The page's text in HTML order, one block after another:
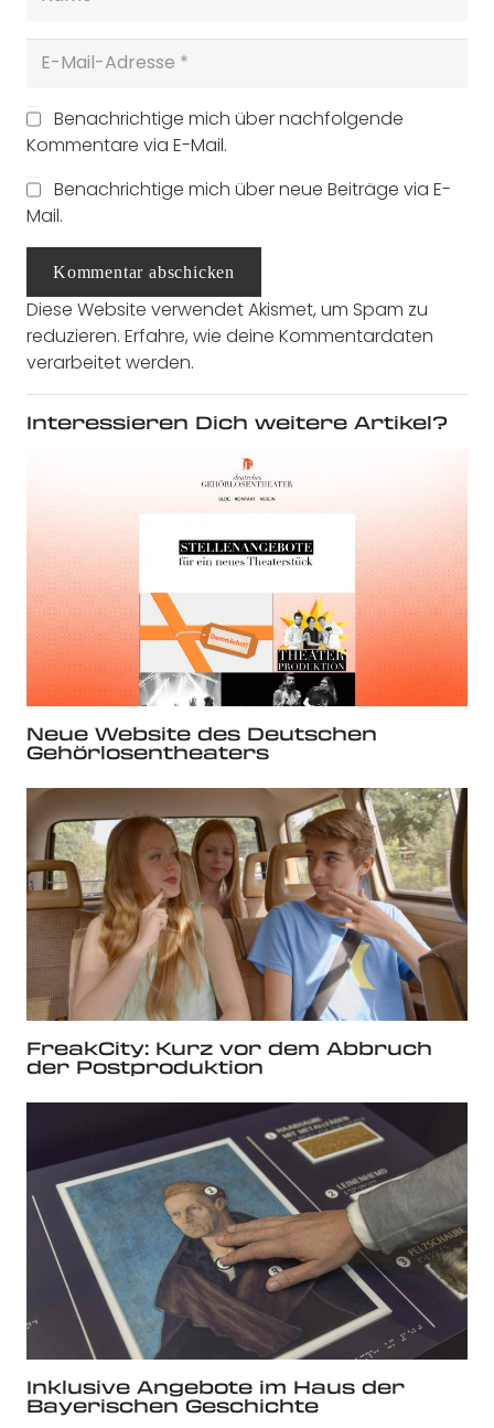
Benachrichtige mich über nachfolgende
Kommentare via E-Mail.
Benachrichtige mich über neue Beiträge via E-
Mail.
Kommentar abschicken
Diese Website verwendet Akismet, um Spam zu
reduzieren. Erfahre, wie deine Kommentardaten
verarbeitet werden.
Interessieren Dich weitere Artikel?
Neue Website des Deutschen
Gehörlosentheaters
FreakCity: Kurz vor dem Abbruch
der Postproduktion
Inklusive Angebote im Haus der
Bayerischen Geschichte